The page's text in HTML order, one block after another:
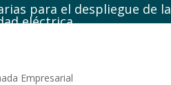
para el despliegue de la
eléctrica
Empresarial